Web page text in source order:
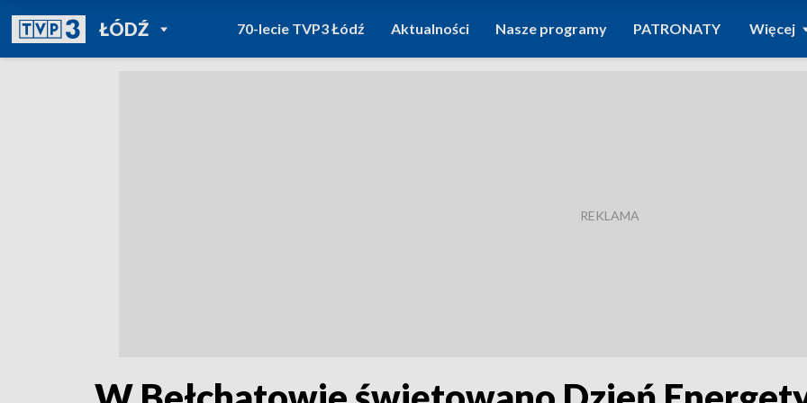
ŁÓDŹPOWRÓT DO
TVP REGIONY
70-lecie TVP3 Łódź Aktualności Nasze programy PATRONATY Więcej